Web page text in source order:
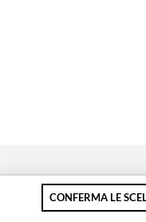
Pagamento sicuro
CONFERMA LE